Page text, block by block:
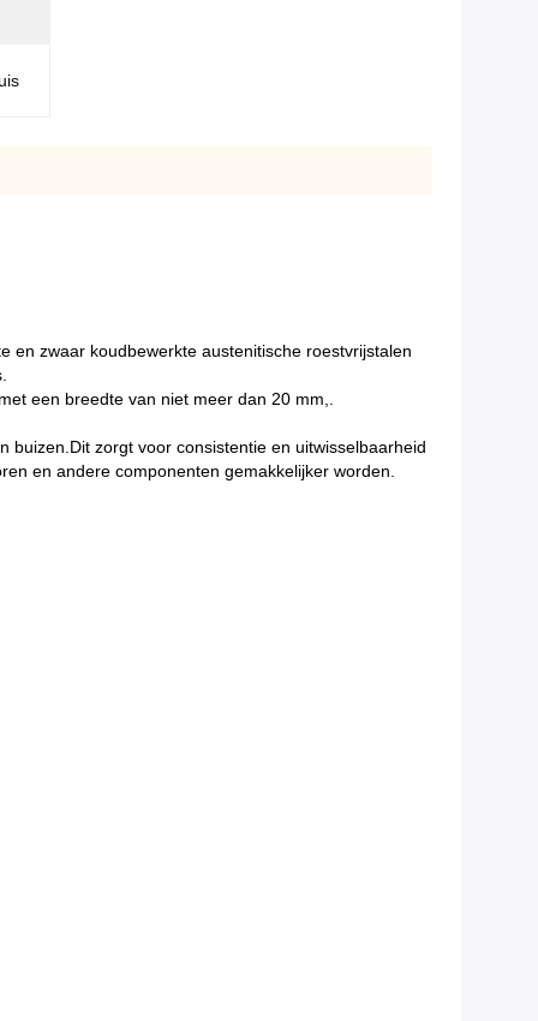
en zwaar koudbewerkte austenitische roestvrijstalen
een breedte van niet meer dan 20 mm,.
buizen.Dit zorgt voor consistentie en uitwisselbaarheid
en andere componenten gemakkelijker worden.